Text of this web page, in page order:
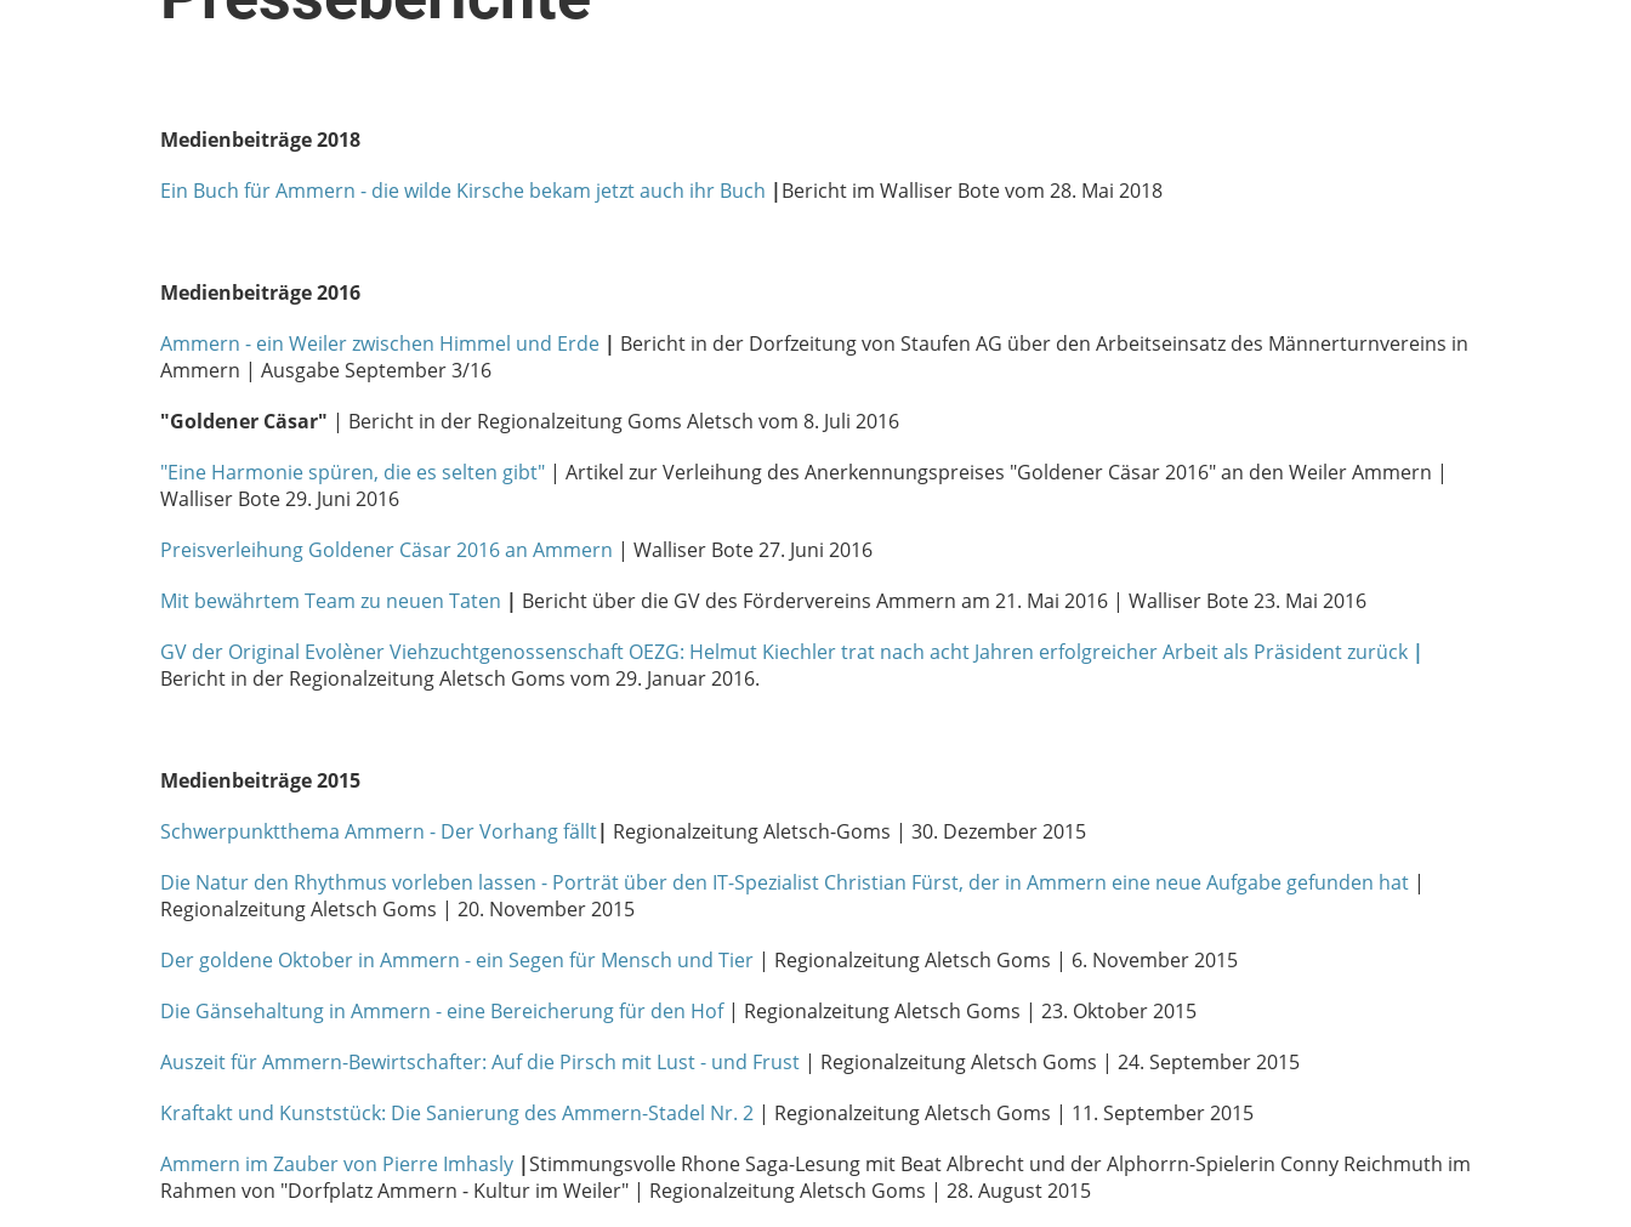
Medienbeiträge 2018
Ein Buch für Ammern - die wilde Kirsche bekam jetzt auch ihr Buch |Bericht im Walliser Bote vom 28. Mai 2018
Medienbeiträge 2016
Ammern - ein Weilerzwischen Himmel und Erde | Bericht in der Dorfzeitung von Staufen AG über den Arbeitseinsatz des Männerturnvereins in
Ammern | Ausgabe September 3/16
"Goldener Cäsar" | Bericht in der Regionalzeitung Goms Aletsch vom 8. Juli 2016
"Eine Harmonie spüren, die es selten gibt" | Artikel zur Verleihung des Anerkennungspreises "Goldener Cäsar 2016" an den Weiler Ammern |
Walliser Bote 29. Juni 2016
Preisverleihung Goldener Cäsar 2016 an Ammern | Walliser Bote 27. Juni 2016
Mit bewährtem Team zu neuen Taten | Bericht über die GV des Fördervereins Ammern am 21. Mai 2016 | Walliser Bote 23. Mai 2016
GV der Original Evolèner Viehzuchtgenossenschaft OEZG: Helmut Kiechler trat nach acht Jahren erfolgreicher Arbeit als Präsident zurück |
Bericht in der Regionalzeitung Aletsch Goms vom 29. Januar 2016.
Medienbeiträge 2015
Schwerpunktthema Ammern - Der Vorhang fällt| Regionalzeitung Aletsch-Goms | 30. Dezember 2015
Die Natur den Rhythmus vorleben lassen - Porträt über den IT-Spezialist Christian Fürst, der in Ammern eine neue Aufgabe gefunden hat |
Regionalzeitung Aletsch Goms | 20. November 2015
Der goldene Oktober in Ammern - ein Segen für Mensch und Tier | Regionalzeitung Aletsch Goms | 6. November 2015
Die Gänsehaltung in Ammern - eine Bereicherung für den Hof| Regionalzeitung Aletsch Goms | 23. Oktober 2015
Auszeit für Ammern-Bewirtschafter: Auf die Pirsch mit Lust - und Frust | Regionalzeitung Aletsch Goms | 24. September 2015
Kraftakt und Kunststück: Die Sanierung des Ammern-Stadel Nr. 2 | Regionalzeitung Aletsch Goms | 11. September 2015
Ammern im Zauber von Pierre Imhasly |Stimmungsvolle Rhone Saga-Lesung mit Beat Albrecht und der Alphorrn-Spielerin Conny Reichmuth im
Rahmen von "Dorfplatz Ammern - Kultur im Weiler" | Regionalzeitung Aletsch Goms | 28. August 2015